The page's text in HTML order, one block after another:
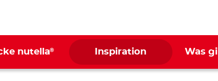
nutella® Inspiration Was